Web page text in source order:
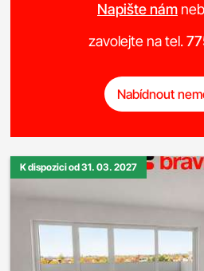
Napište nám
zavolejte na tel.
Nabídnout
K dispozici od 31. 03. 2027